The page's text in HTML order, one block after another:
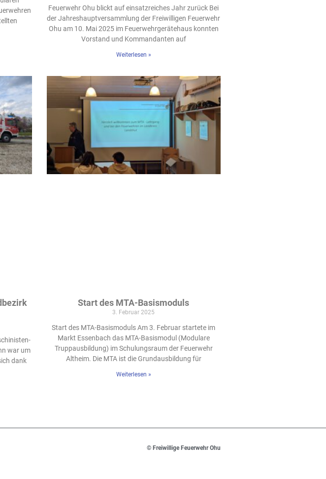
Feuerwehr Ohu blickt auf einsatzreiches Jahr zurück Bei
der Jahreshauptversammlung der Freiwilligen Feuerwehr
Ohu am 10. Mai 2025 im Feuerwehrgerätehaus konnten
Vorstand und Kommandanten auf
Weiterlesen »
war um
dank
Start des MTA-Basismoduls
3. Februar 2025
Start des MTA-Basismoduls Am 3. Februar startete im
Markt Essenbach das MTA-Basismodul (Modulare
Truppausbildung) im Schulungsraum der Feuerwehr
Altheim. Die MTA ist die Grundausbildung für
Weiterlesen »
© Freiwillige Feuerwehr Ohu